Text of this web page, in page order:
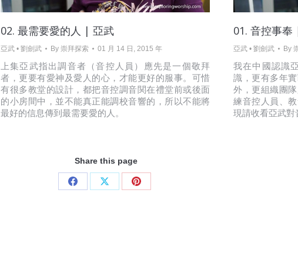
02. 最需要愛的人 | 亞武
亞武 • 劉劍武 By 崇拜探索 01 月 14 日, 2015 年
上集亞武指出調音者（音控人員）應先是一個敬拜
者，更要有愛神及愛人的心，才能更好的服事。可惜
有很多教堂的設計，都把音控調音関在禮堂前或後面
的小房間中，並不能真正能調校音響的，所以不能將
最好的信息傳到最需要愛的人。
01. 音控事
亞武 • 劉劍武 By
我在中國認識
識，更有多年
外，更組織團
練音控人員、
現請收看亞武對
Share this page
Share
Share
Share